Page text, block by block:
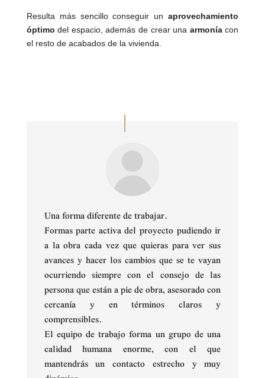
Resulta más sencillo conseguir unaprovechamiento
óptimo del espacio, además de crear una armoníacon
el resto de acabados de la vivienda.
Una forma diferente de trabajar.
Formas parte activa del proyecto pudiendo ir
a la obra cada vez que quieras para ver sus
avances y hacer los cambios que se te vayan
ocurriendo siempre con el consejo de las
persona que están a pie de obra, asesorado con
cercanía y en términos claros y
comprensibles.
El equipo de trabajo forma un grupo de una
calidad humana enorme, con el que
mantendrás un contacto estrecho y muy